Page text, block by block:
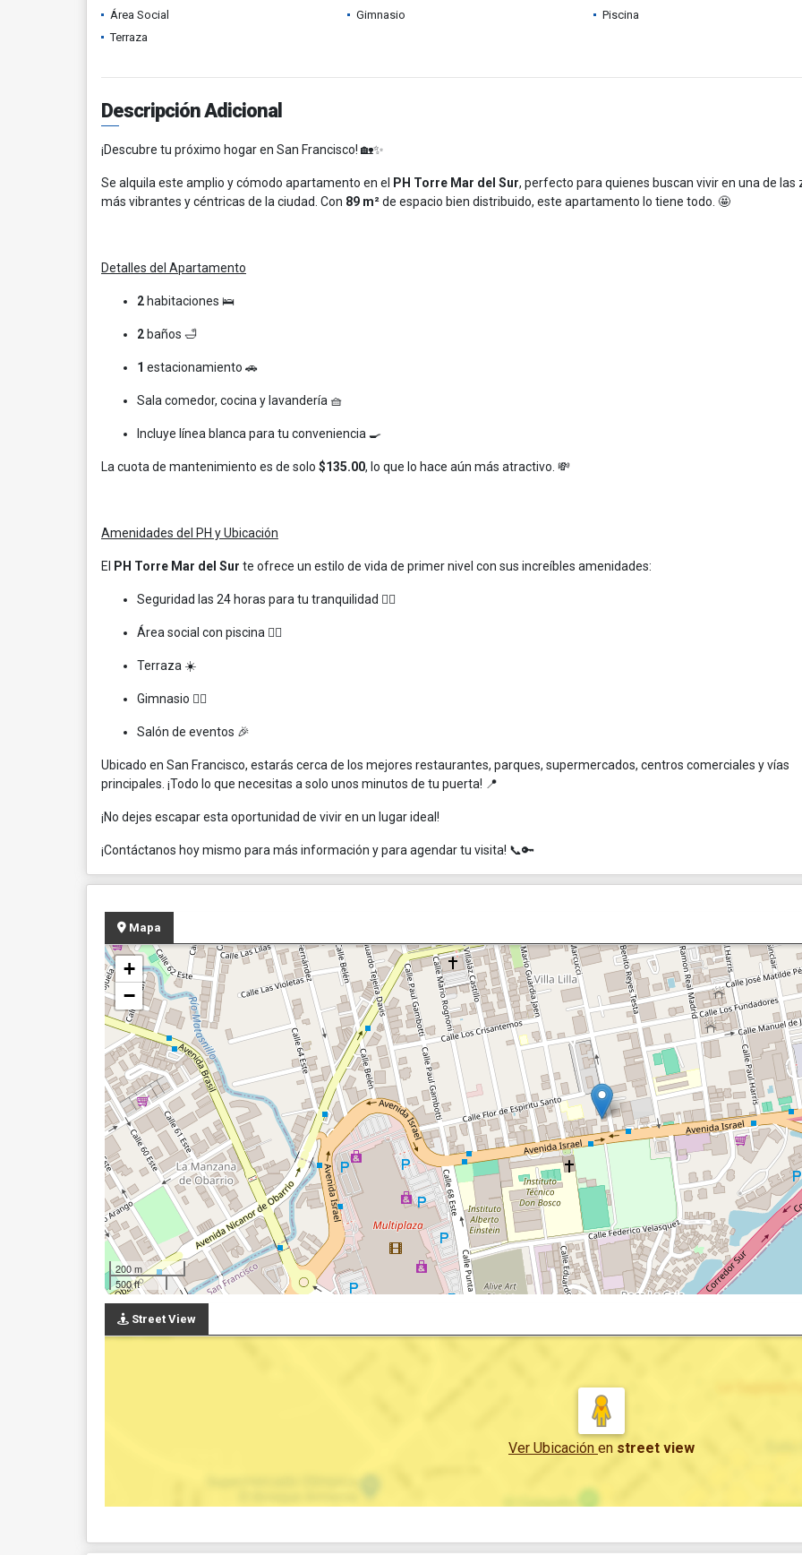
Área Social Gimnasio
Piscina
Terraza
Descripción Adicional
¡Descubre tu próximo hogar en San Francisco! 🏡✨
Se alquila este amplio y cómodo apartamento en el PH Torre Mar del Sur, perfecto para quienes buscan vivir en una de las
más vibrantes y céntricas de la ciudad. Con 89 m²de espacio bien distribuido, este apartamento lo tiene todo. 🤩
Detalles del Apartamento
2 habitaciones 🛌
2 baños 🛁
1 estacionamiento 🚗
Sala comedor, cocina y lavandería 🧺
Incluye línea blanca para tu conveniencia 🍳
La cuota de mantenimiento es de solo $135.00, lo que lo hace aún más atractivo. 💸
Amenidades del PH y Ubicación
El PH Torre Mar del Sur te ofrece un estilo de vida de primer nivel con sus increíbles amenidades:
Seguridad las 24 horas para tu tranquilidad 👮‍♂️
Área social con piscina 🏊‍♀️
Terraza ☀️
Gimnasio 🏋️‍♀️
Salón de eventos 🎉
Ubicado en San Francisco, estarás cerca de los mejores restaurantes, parques, supermercados, centros comerciales y vías
principales. ¡Todo lo que necesitas a solo unos minutos de tu puerta! 📍
¡No dejes escapar esta oportunidad de vivir en un lugar ideal!
¡Contáctanos hoy mismo para más información y para agendar tu visita! 📞🔑
Mapa
+
−
200 m
500 ft
Street View
Ver Ubicación en street view